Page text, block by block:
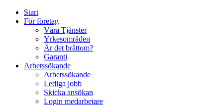
Start
För företag
Våra Tjänster
Yrkesområden
Är det bråttom?
Garanti
Arbetssökande
Arbetssökande
Lediga jobb
Skicka ansökan
Login medarbetare